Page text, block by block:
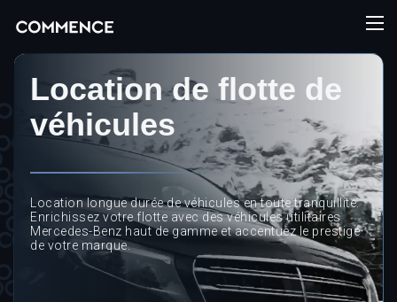
Location de flotte de
véhicules
Location longue durée de véhicules en toute tranquillité.
Enrichissez votre flotte avec des véhicules utilitaires
Mercedes-Benz haut de gamme et accentuez le prestige
de votre marque.